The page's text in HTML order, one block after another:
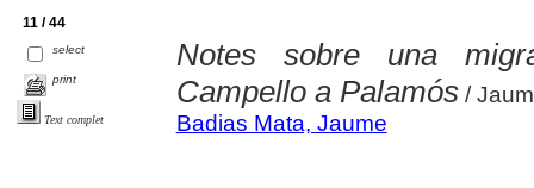
11 / 44
select
print
Text complet
Notes sobre una
Campello a Palamós/
Badias Mata, Jaume